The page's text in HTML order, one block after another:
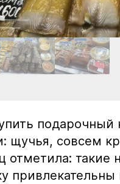
подарочный
щучья, совсем
отметила: такие